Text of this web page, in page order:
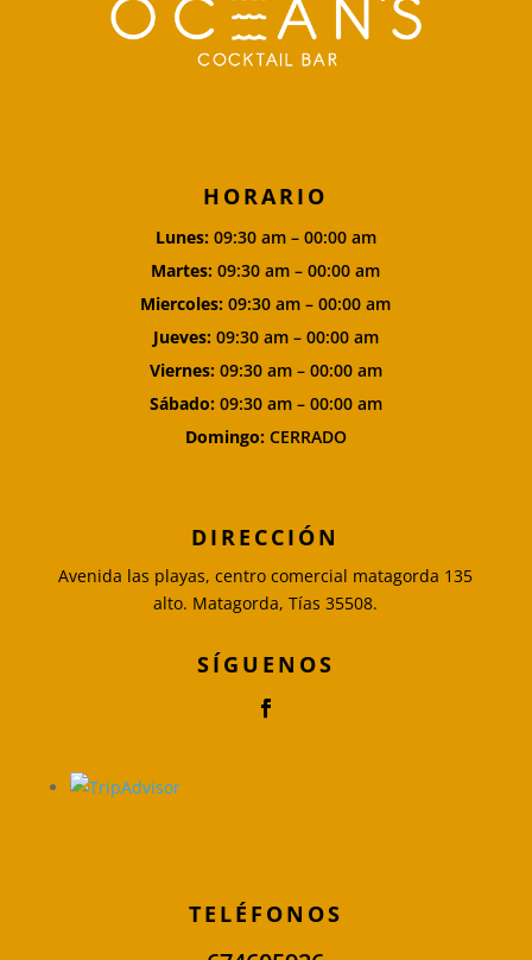
HORARIO
Lunes:09:30 am – 00:00 am
Martes: 09:30 am – 00:00 am
Miercoles: 09:30 am – 00:00 am
Jueves:09:30 am – 00:00 am
Viernes:09:30 am – 00:00 am
Sábado:09:30 am – 00:00 am
Domingo:CERRADO
DIRECCIÓN
Avenida las playas, centro comercial matagorda 135
alto. Matagorda, Tías 35508.
SÍGUENOS
TELÉFONOS